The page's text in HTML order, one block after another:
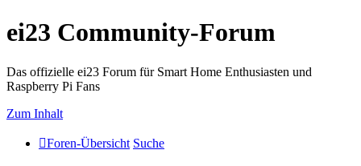
ei23 Community-Forum
Das offizielle ei23 Forum für Smart Home Enthusiasten und
Raspberry Pi Fans
Zum Inhalt
Foren-Übersicht Suche